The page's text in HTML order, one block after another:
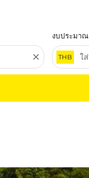
close
งบประมาณ
THB